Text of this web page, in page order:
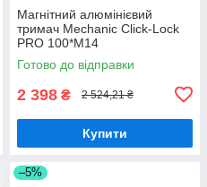
Магнітний алюмінієвий
тримач Mechanic Click-Lock
PRO 100*M14
Готово до відправки
2 398 ₴ 2 524,21 ₴
Купити
–5%